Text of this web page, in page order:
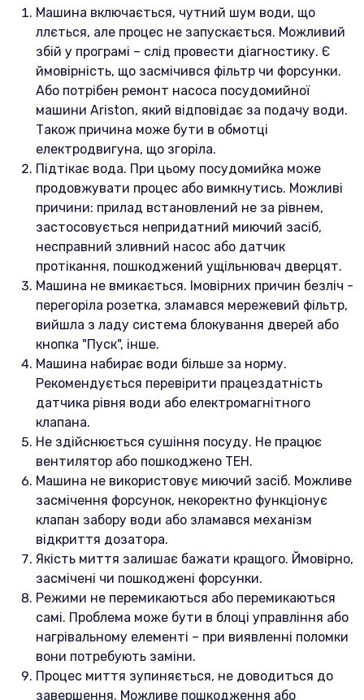
Машина включається, чутний шум води, що
ллється, але процес не запускається. Можливий
збій у програмі – слід провести діагностику. Є
ймовірність, що засмічився фільтр чи форсунки.
Або потрібен ремонт насоса посудомийної
машини Ariston, який відповідає за подачу води.
Також причина може бути в обмотці
електродвигуна, що згоріла.
Підтікає вода. При цьому посудомийка може
продовжувати процес або вимкнутись. Можливі
причини: прилад встановлений не за рівнем,
застосовується непридатний миючий засіб,
несправний зливний насос або датчик
протікання, пошкоджений ущільнювач дверцят.
Машина не вмикається. Імовірних причин безліч -
перегоріла розетка, зламався мережевий фільтр,
вийшла з ладу система блокування дверей або
кнопка "Пуск", інше.
Машина набирає води більше за норму.
Рекомендується перевірити працездатність
датчика рівня води або електромагнітного
клапана.
Не здійснюється сушіння посуду. Не працює
вентилятор або пошкоджено ТЕН.
Машина не використовує миючий засіб. Можливе
засмічення форсунок, некоректно функціонує
клапан забору води або зламався механізм
відкриття дозатора.
Якість миття залишає бажати кращого. Ймовірно,
засмічені чи пошкоджені форсунки.
Режими не перемикаються або перемикаються
самі. Проблема може бути в блоці управління або
нагрівальному елементі – при виявленні поломки
вони потребують заміни.
Процес миття зупиняється, не доводиться до
завершення. Можливе пошкодження або